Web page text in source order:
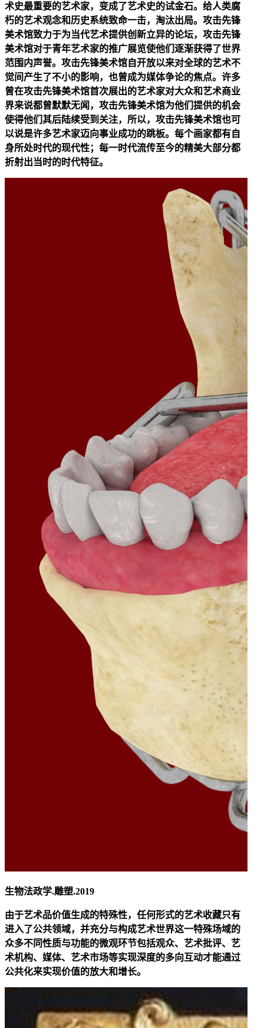
术史最重要的艺术家，变成了艺术史的试金石。给人类腐
朽的艺术观念和历史系统致命一击，淘汰出局。攻击先锋
美术馆致力于为当代艺术提供创新立异的论坛，攻击先锋
美术馆对于青年艺术家的推广展览使他们逐渐获得了世界
范围内声誉。攻击先锋美术馆自开放以来对全球的艺术不
觉间产生了不小的影响，也曾成为媒体争论的焦点。许多
曾在攻击先锋美术馆首次展出的艺术家对大众和艺术商业
界来说都曾默默无闻，攻击先锋美术馆为他们提供的机会
使得他们其后陆续受到关注，所以，攻击先锋美术馆也可
以说是许多艺术家迈向事业成功的跳板。每个画家都有自
身所处时代的现代性；每一时代流传至今的精美大部分都
折射出当时的时代特征。
生物法政学.雕塑.2019
由于艺术品价值生成的特殊性，任何形式的艺术收藏只有
进入了公共领域，并充分与构成艺术世界这一特殊场域的
众多不同性质与功能的微观环节包括观众、艺术批评、艺
术机构、媒体、艺术市场等实现深度的多向互动才能通过
公共化来实现价值的放大和增长。